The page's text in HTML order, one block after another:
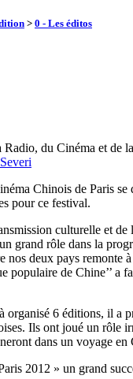
> 0 - Les éditos
du Cinéma et de
Chinois de Paris
pour ce festival.
culturelle et
grand rôle dans la
nos deux pays
populaire de Chine’’
6 éditions, il a
Ils ont joué un rôle
dans un voyage
2012 » un grand